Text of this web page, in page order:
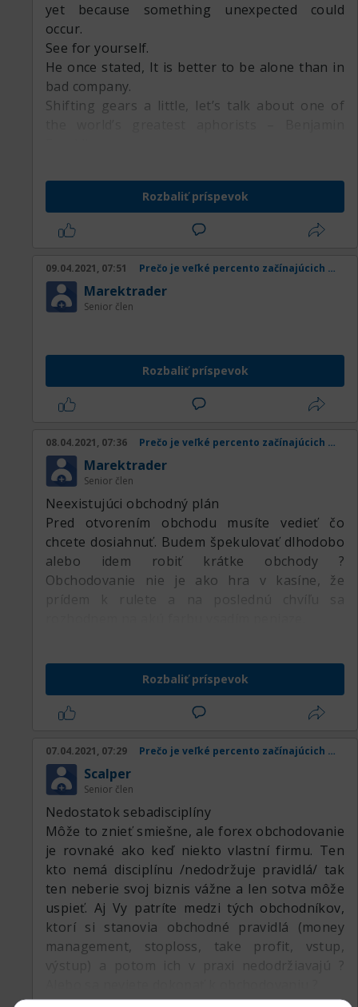
yet because something unexpected could
occur.
See for yourself.
He once stated, It is better to be alone than in
bad company.
Shifting gears a little, let’s talk about one of
Their direct, witty approach is what makes
these self-evident truths powerful.
They’re written in countless books and passed
down as folk wisdom.
healthy, wealthy, and wise.
Another success aphorism comes from Chris
Grosser.
Life is too short to surround yourself with
He once stated, If you want a thing done well,
do it yourself.
Aphorisms can act as a guideline to help
narrow the focus of your work.
Rozbaliť príspevok
09.04.2021, 07:51 Prečo je veľké percento začínajúcich obchodníkov v strate
Marektrader
Senior člen
Rozbaliť príspevok
08.04.2021, 07:36 Prečo je veľké percento začínajúcich obchodníkov v strate
Marektrader
Senior člen
Neexistujúci obchodný plán
Pred otvorením obchodu musíte vedieť čo
chcete dosiahnuť. Budem špekulovať dlhodobo
alebo idem robiť krátke obchody ?
Obchodovanie nie je ako hra v kasíne, že
prídem k rulete a na poslednú chvíľu sa
Rozbaliť príspevok
07.04.2021, 07:29 Prečo je veľké percento začínajúcich obchodníkov v strate
Scalper
Senior člen
Nedostatok sebadisciplíny
Môže to znieť smiešne, ale forex obchodovanie
je rovnaké ako keď niekto vlastní firmu. Ten
kto nemá disciplínu /nedodržuje pravidlá/ tak
ten neberie svoj biznis vážne a len sotva môže
uspieť. Aj Vy patríte medzi tých obchodníkov,
ktorí si stanovia obchodné pravidlá (money
management, stoploss, take profit, vstup,
výstup) a potom ich v praxi nedodržiavajú ?